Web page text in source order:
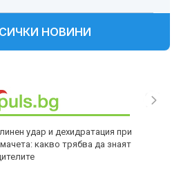
НОВИНИ
удар и дехидратация при
какво трябва да знаят